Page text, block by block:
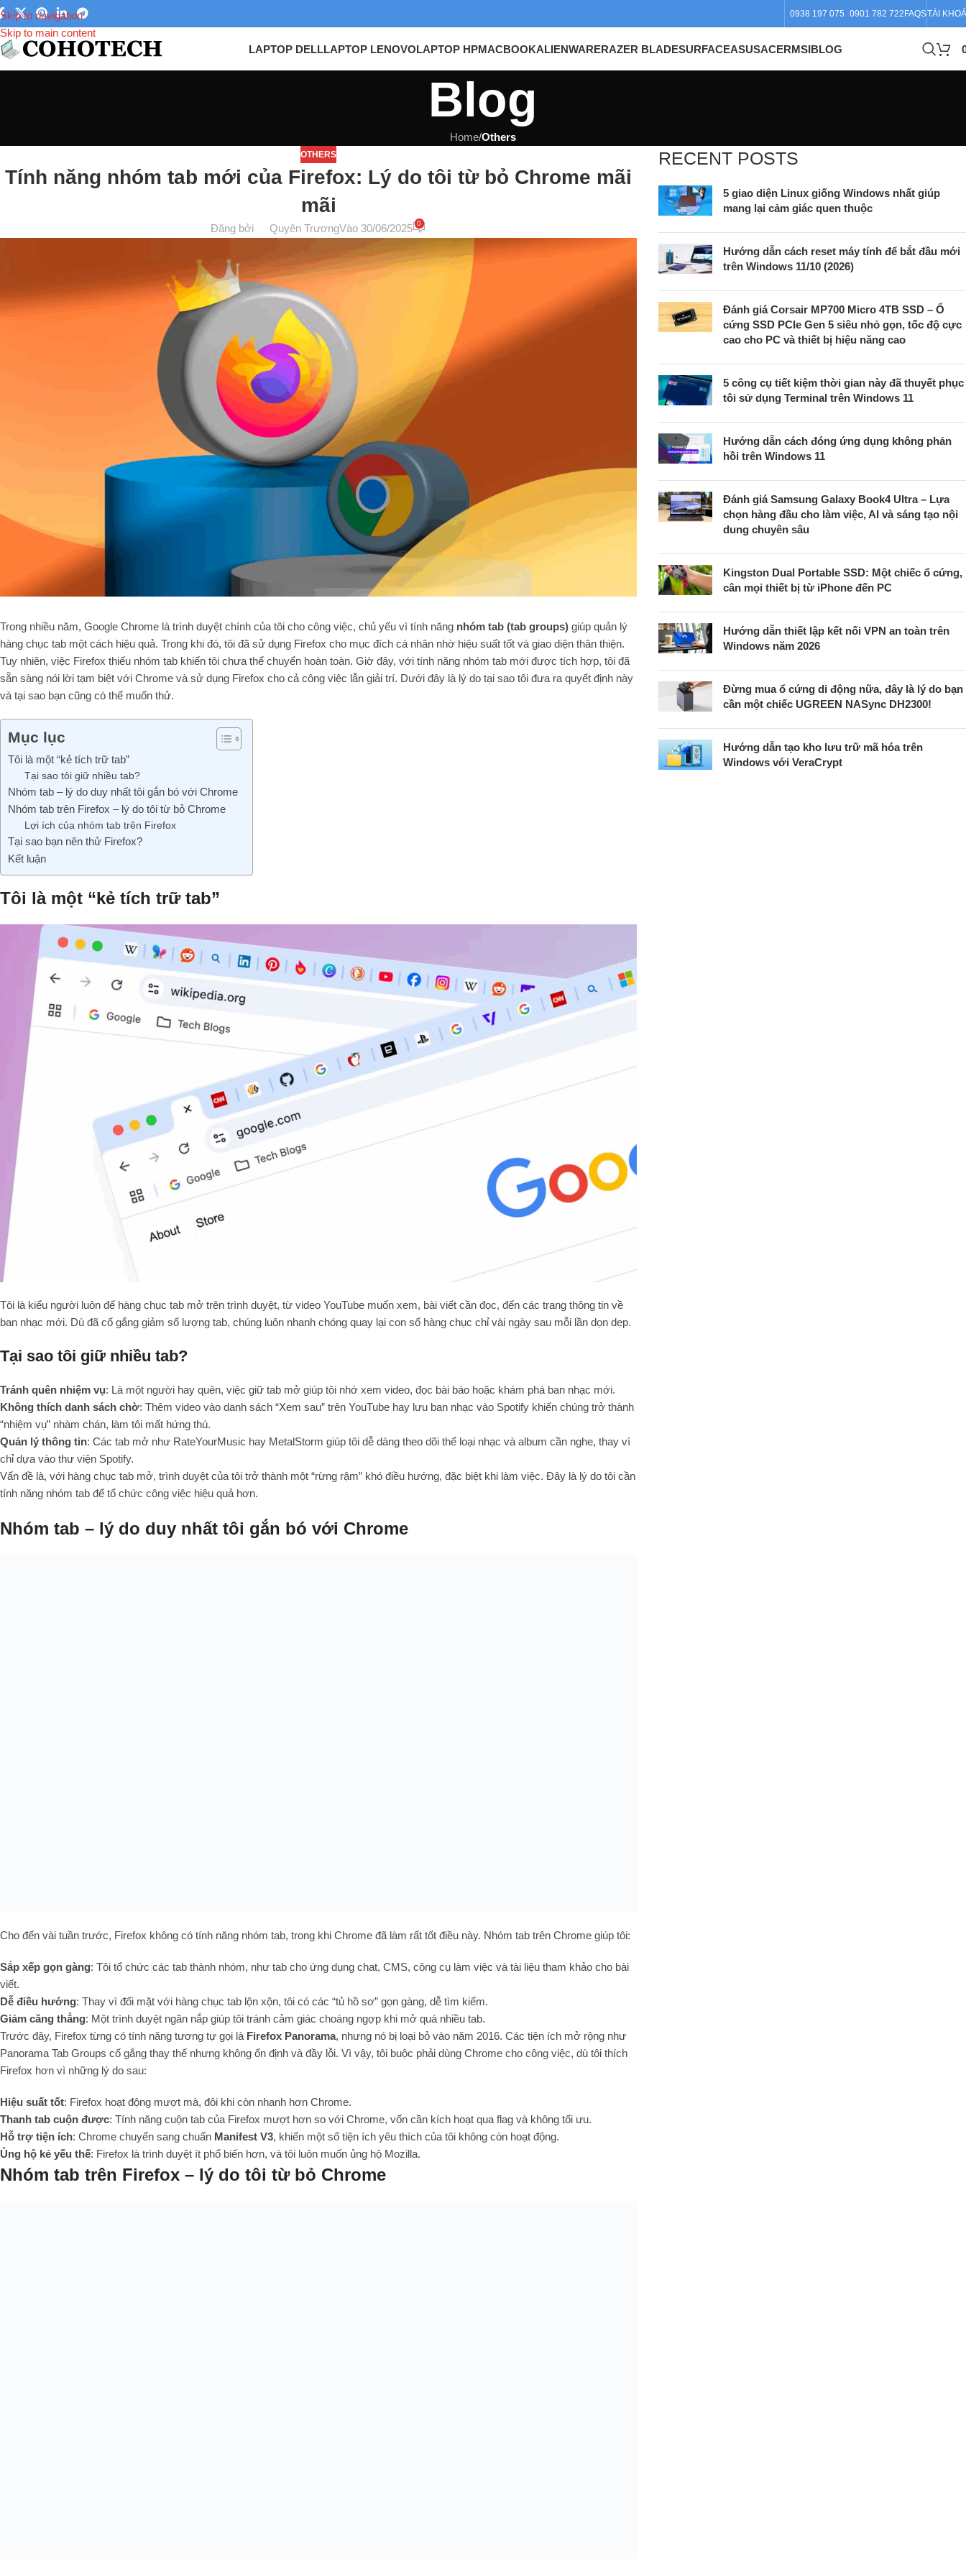
Skip to navigation
Skip to main content
0938 197 075 0901 782 722 FAQSTÀI
LAPTOP DELLLAPTOP LENOVOLAPTOP HPMACBOOKALIENWARERAZER BLADESURFACEASUSACERMSIBLOG
Blog
Home/Others
OTHERS
Tính năng nhóm tab mới của Firefox: Lý do tôi từ bỏ Chrome mãi
mãi
Đăng bởi Quyên TrươngVào 30/06/2025 0
Trong nhiều năm, Google Chrome là trình duyệt chính của tôi cho công việc, chủ yếu vì tính năng nhóm tab (tab groups) giúp quản lý
hàng chục tab một cách hiệu quả. Trong khi đó, tôi đã sử dụng Firefox cho mục đích cá nhân nhờ hiệu suất tốt và giao diện thân thiện.
Tuy nhiên, việc Firefox thiếu nhóm tab khiến tôi chưa thể chuyển hoàn toàn. Giờ đây, với tính năng nhóm tab mới được tích hợp, tôi đã
sẵn sàng nói lời tạm biệt với Chrome và sử dụng Firefox cho cả công việc lẫn giải trí. Dưới đây là lý do tại sao tôi đưa ra quyết định này
và tại sao bạn cũng có thể muốn thử.
Mục lục
Tôi là một “kẻ tích trữ tab”
Tại sao tôi giữ nhiều tab?
Nhóm tab – lý do duy nhất tôi gắn bó với Chrome
Nhóm tab trên Firefox – lý do tôi từ bỏ Chrome
Lợi ích của nhóm tab trên Firefox
Tại sao bạn nên thử Firefox?
Kết luận
Tôi là một “kẻ tích trữ tab”
Tôi là kiểu người luôn để hàng chục tab mở trên trình duyệt, từ video YouTube muốn xem, bài viết cần đọc, đến các trang thông tin về
ban nhạc mới. Dù đã cố gắng giảm số lượng tab, chúng luôn nhanh chóng quay lại con số hàng chục chỉ vài ngày sau mỗi lần dọn dẹp.
Tại sao tôi giữ nhiều tab?
Tránh quên nhiệm vụ: Là một người hay quên, việc giữ tab mở giúp tôi nhớ xem video, đọc bài báo hoặc khám phá ban nhạc mới.
Không thích danh sách chờ: Thêm video vào danh sách “Xem sau” trên YouTube hay lưu ban nhạc vào Spotify khiến chúng trở thành
“nhiệm vụ” nhàm chán, làm tôi mất hứng thú.
Quản lý thông tin: Các tab mở như RateYourMusic hay MetalStorm giúp tôi dễ dàng theo dõi thể loại nhạc và album cần nghe, thay vì
chỉ dựa vào thư viện Spotify.
Vấn đề là, với hàng chục tab mở, trình duyệt của tôi trở thành một “rừng rậm” khó điều hướng, đặc biệt khi làm việc. Đây là lý do tôi cần
tính năng nhóm tab để tổ chức công việc hiệu quả hơn.
Nhóm tab – lý do duy nhất tôi gắn bó với Chrome
Cho đến vài tuần trước, Firefox không có tính năng nhóm tab, trong khi Chrome đã làm rất tốt điều này. Nhóm tab trên Chrome giúp tôi:
Sắp xếp gọn gàng: Tôi tổ chức các tab thành nhóm, như tab cho ứng dụng chat, CMS, công cụ làm việc và tài liệu tham khảo cho bài
viết.
Dễ điều hướng: Thay vì đối mặt với hàng chục tab lộn xộn, tôi có các “tủ hồ sơ” gọn gàng, dễ tìm kiếm.
Giảm căng thẳng: Một trình duyệt ngăn nắp giúp tôi tránh cảm giác choáng ngợp khi mở quá nhiều tab.
Trước đây, Firefox từng có tính năng tương tự gọi là Firefox Panorama, nhưng nó bị loại bỏ vào năm 2016. Các tiện ích mở rộng như
Panorama Tab Groups cố gắng thay thế nhưng không ổn định và đầy lỗi. Vì vậy, tôi buộc phải dùng Chrome cho công việc, dù tôi thích
Firefox hơn vì những lý do sau:
Hiệu suất tốt: Firefox hoạt động mượt mà, đôi khi còn nhanh hơn Chrome.
Thanh tab cuộn được: Tính năng cuộn tab của Firefox mượt hơn so với Chrome, vốn cần kích hoạt qua flag và không tối ưu.
Hỗ trợ tiện ích: Chrome chuyển sang chuẩn Manifest V3, khiến một số tiện ích yêu thích của tôi không còn hoạt động.
Ủng hộ kẻ yếu thế: Firefox là trình duyệt ít phổ biến hơn, và tôi luôn muốn ủng hộ Mozilla.
Nhóm tab trên Firefox – lý do tôi từ bỏ Chrome
RECENT POSTS
5 giao diện Linux giống Windows nhất giúp
mang lại cảm giác quen thuộc
Hướng dẫn cách reset máy tính để bắt đầu mới
trên Windows 11/10 (2026)
Đánh giá Corsair MP700 Micro 4TB SSD – Ổ
cứng SSD PCIe Gen 5 siêu nhỏ gọn, tốc độ cực
cao cho PC và thiết bị hiệu năng cao
5 công cụ tiết kiệm thời gian này đã thuyết phục
tôi sử dụng Terminal trên Windows 11
Hướng dẫn cách đóng ứng dụng không phản
hồi trên Windows 11
Đánh giá Samsung Galaxy Book4 Ultra – Lựa
chọn hàng đầu cho làm việc, AI và sáng tạo nội
dung chuyên sâu
Kingston Dual Portable SSD: Một chiếc ổ cứng,
cân mọi thiết bị từ iPhone đến PC
Hướng dẫn thiết lập kết nối VPN an toàn trên
Windows năm 2026
Đừng mua ổ cứng di động nữa, đây là lý do bạn
cần một chiếc UGREEN NASync DH2300!
Hướng dẫn tạo kho lưu trữ mã hóa trên
Windows với VeraCrypt